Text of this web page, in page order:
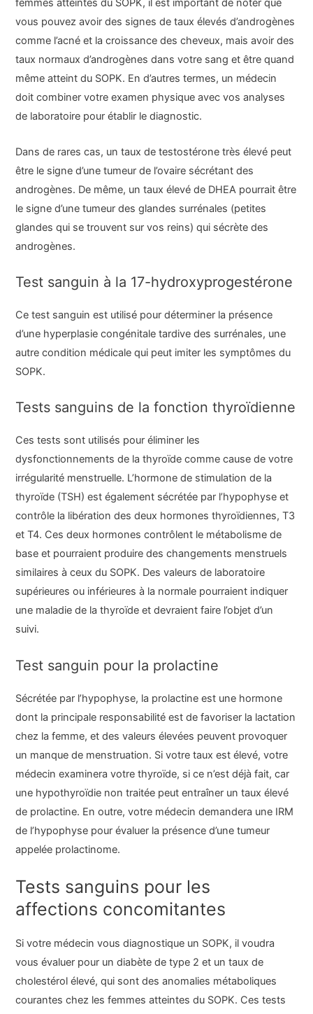
femmes atteintes du SOPK, il est important de noter que
vous pouvez avoir des signes de taux élevés d’androgènes
comme l’acné et la croissance des cheveux, mais avoir des
taux normaux d’androgènes dans votre sang et être quand
même atteint du SOPK. En d’autres termes, un médecin
doit combiner votre examen physique avec vos analyses
de laboratoire pour établir le diagnostic.
Dans de rares cas, un taux de testostérone très élevé peut
être le signe d’une tumeur de l’ovaire sécrétant des
androgènes. De même, un taux élevé de DHEA pourrait être
le signe d’une tumeur des glandes surrénales (petites
glandes qui se trouvent sur vos reins) qui sécrète des
androgènes.
Test sanguin à la 17-hydroxyprogestérone
Ce test sanguin est utilisé pour déterminer la présence
d’une hyperplasie congénitale tardive des surrénales, une
autre condition médicale qui peut imiter les symptômes du
SOPK.
Tests sanguins de la fonction thyroïdienne
Ces tests sont utilisés pour éliminer les
dysfonctionnements de la thyroïde comme cause de votre
irrégularité menstruelle. L’hormone de stimulation de la
thyroïde (TSH) est également sécrétée par l’hypophyse et
contrôle la libération des deux hormones thyroïdiennes, T3
et T4. Ces deux hormones contrôlent le métabolisme de
base et pourraient produire des changements menstruels
similaires à ceux du SOPK. Des valeurs de laboratoire
supérieures ou inférieures à la normale pourraient indiquer
une maladie de la thyroïde et devraient faire l’objet d’un
suivi.
Test sanguin pour la prolactine
Sécrétée par l’hypophyse, la prolactine est une hormone
dont la principale responsabilité est de favoriser la lactation
chez la femme, et des valeurs élevées peuvent provoquer
un manque de menstruation. Si votre taux est élevé, votre
médecin examinera votre thyroïde, si ce n’est déjà fait, car
une hypothyroïdie non traitée peut entraîner un taux élevé
de prolactine. En outre, votre médecin demandera une IRM
de l’hypophyse pour évaluer la présence d’une tumeur
appelée prolactinome.
Tests sanguins pour les
affections concomitantes
Si votre médecin vous diagnostique un SOPK, il voudra
vous évaluer pour un diabète de type 2 et un taux de
cholestérol élevé, qui sont des anomalies métaboliques
courantes chez les femmes atteintes du SOPK. Ces tests